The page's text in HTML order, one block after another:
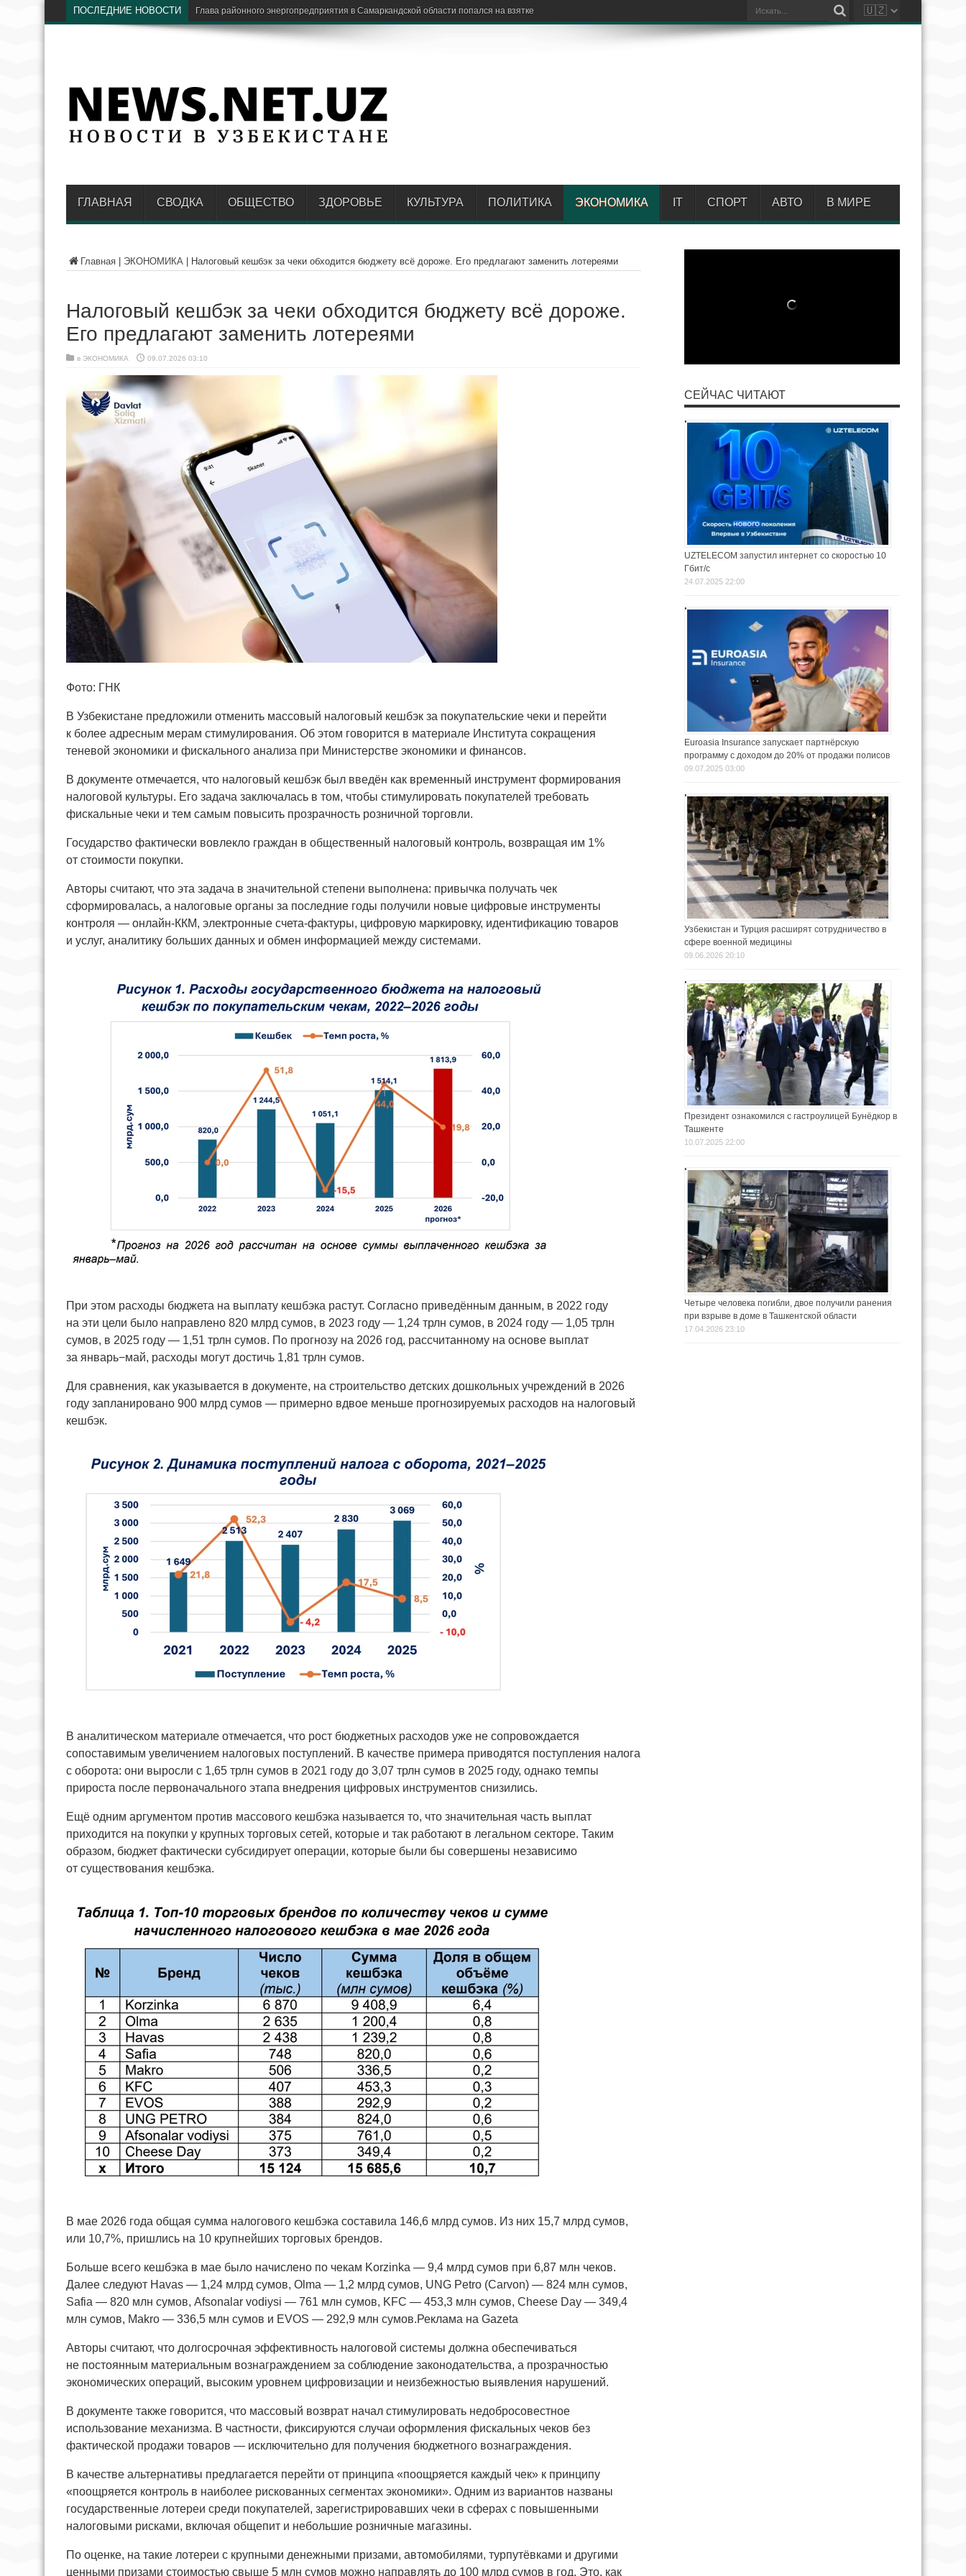
ПОСЛЕДНИЕ НОВОСТИ В Навоийской области пресек
ГЛАВНАЯ СВОДКА ОБЩЕСТВО ЗДОРОВЬЕ КУЛЬТУРА ПОЛИТИКА ЭКОНОМИКА IT СПОРТ АВТО В МИРЕ
Главная ЭКОНОМИКА Налоговый кешбэк за чеки обходится бюджету всё дороже. Его предлагают заменить лотереями
Налоговый кешбэк за чеки обходится бюджету всё дороже.
Его предлагают заменить лотереями
в ЭКОНОМИКА 09.07.2026 03:10
Фото: ГНК
В Узбекистане предложили отменить массовый налоговый кешбэк за покупательские чеки и перейти
к более адресным мерам стимулирования. Об этом говорится в материале Института сокращения
теневой экономики и фискального анализа при Министерстве экономики и финансов.
В документе отмечается, что налоговый кешбэк был введён как временный инструмент формирования
налоговой культуры. Его задача заключалась в том, чтобы стимулировать покупателей требовать
фискальные чеки и тем самым повысить прозрачность розничной торговли.
Государство фактически вовлекло граждан в общественный налоговый контроль, возвращая им 1%
от стоимости покупки.
Авторы считают, что эта задача в значительной степени выполнена: привычка получать чек
сформировалась, а налоговые органы за последние годы получили новые цифровые инструменты
контроля — онлайн-ККМ, электронные счета-фактуры, цифровую маркировку, идентификацию товаров
и услуг, аналитику больших данных и обмен информацией между системами.
При этом расходы бюджета на выплату кешбэка растут. Согласно приведённым данным, в 2022 году
на эти цели было направлено 820 млрд сумов, в 2023 году — 1,24 трлн сумов, в 2024 году — 1,05 трлн
сумов, в 2025 году — 1,51 трлн сумов. По прогнозу на 2026 год, рассчитанному на основе выплат
за январь−май, расходы могут достичь 1,81 трлн сумов.
Для сравнения, как указывается в документе, на строительство детских дошкольных учреждений в 2026
году запланировано 900 млрд сумов — примерно вдвое меньше прогнозируемых расходов на налоговый
кешбэк.
В аналитическом материале отмечается, что рост бюджетных расходов уже не сопровождается
сопоставимым увеличением налоговых поступлений. В качестве примера приводятся поступления налога
с оборота: они выросли с 1,65 трлн сумов в 2021 году до 3,07 трлн сумов в 2025 году, однако темпы
прироста после первоначального этапа внедрения цифровых инструментов снизились.
Ещё одним аргументом против массового кешбэка называется то, что значительная часть выплат
приходится на покупки у крупных торговых сетей, которые и так работают в легальном секторе. Таким
образом, бюджет фактически субсидирует операции, которые были бы совершены независимо
от существования кешбэка.
В мае 2026 года общая сумма налогового кешбэка составила 146,6 млрд сумов. Из них 15,7 млрд сумов,
или 10,7%, пришлись на 10 крупнейших торговых брендов.
Больше всего кешбэка в мае было начислено по чекам Korzinka — 9,4 млрд сумов при 6,87 млн чеков.
Далее следуют Havas — 1,24 млрд сумов, Olma — 1,2 млрд сумов, UNG Petro (Carvon) — 824 млн сумов,
Safia — 820 млн сумов, Afsonalar vodiysi — 761 млн сумов, KFC — 453,3 млн сумов, Cheese Day — 349,4
млн сумов, Makro — 336,5 млн сумов и EVOS — 292,9 млн сумов.Реклама на Gazeta
Авторы считают, что долгосрочная эффективность налоговой системы должна обеспечиваться
не постоянным материальным вознаграждением за соблюдение законодательства, а прозрачностью
экономических операций, высоким уровнем цифровизации и неизбежностью выявления нарушений.
В документе также говорится, что массовый возврат начал стимулировать недобросовестное
использование механизма. В частности, фиксируются случаи оформления фискальных чеков без
фактической продажи товаров — исключительно для получения бюджетного вознаграждения.
В качестве альтернативы предлагается перейти от принципа «поощряется каждый чек» к принципу
«поощряется контроль в наиболее рискованных сегментах экономики». Одним из вариантов названы
государственные лотереи среди покупателей, зарегистрировавших чеки в сферах с повышенными
налоговыми рисками, включая общепит и небольшие розничные магазины.
По оценке, на такие лотереи с крупными денежными призами, автомобилями, турпутёвками и другими
ценными призами стоимостью свыше 5 млн сумов можно направлять до 100 млрд сумов в год. Это, как
СЕЙЧАС ЧИТАЮТ
UZTELECOM запустил интернет со скоростью 10
Гбит/с
24.07.2025 22:00
Euroasia Insurance запускает партнёрскую
программу с доходом до 20% от продажи полисов
09.07.2025 03:00
Узбекистан и Турция расширят сотрудничество в
сфере военной медицины
09.06.2026 20:10
Президент ознакомился с гастроулицей Бунёдкор в
Ташкенте
10.07.2025 22:00
Четыре человека погибли, двое получили ранения
при взрыве в доме в Ташкентской области
17.04.2026 23:10